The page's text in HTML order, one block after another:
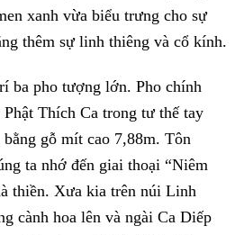
xanh vừa biểu trưng cho sự
thêm sự linh thiêng và cổ kính.
ba pho tượng lớn. Pho chính
Thích Ca trong tư thế tay
gỗ mít cao 7,88m. Tôn
ta nhớ đến giai thoại “Niêm
thiền. Xưa kia trên núi Linh
cành hoa lên và ngài Ca Diếp